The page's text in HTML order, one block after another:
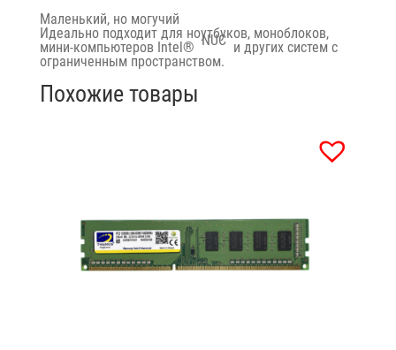
Маленький, но могучий
Идеально подходит для ноутбуков, моноблоков,
мини-компьютеров Intel® NUC и других систем с
ограниченным пространством.
Похожие товары